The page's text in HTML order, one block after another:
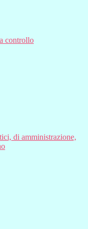
controllo
di amministrazione,